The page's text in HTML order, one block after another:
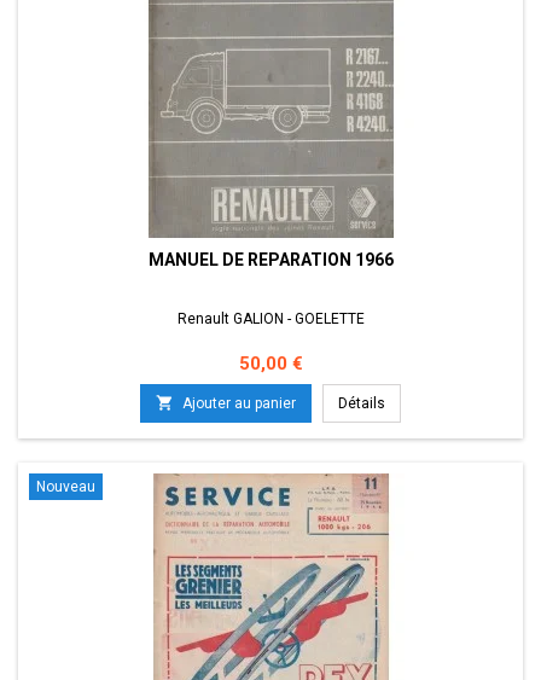
MANUEL DE REPARATION 1966
Renault GALION - GOELETTE
Prix
50,00 €
 Ajouter au panier Détails
Nouveau